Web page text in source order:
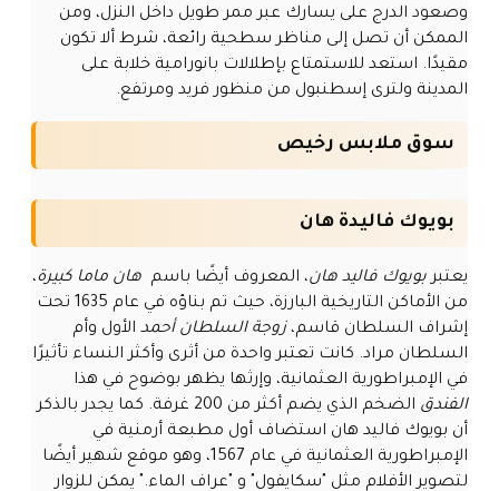
وصعود الدرج على يسارك عبر ممر طويل داخل النزل، ومن
الممكن أن تصل إلى مناظر سطحية رائعة، شرط ألا تكون
مقيدًا. استعد للاستمتاع بإطلالات بانورامية خلابة على
المدينة ولترى إسطنبول من منظور فريد ومرتفع.
سوق ملابس رخيص
بويوك فاليدة هان
يعتبربويوك فاليد هان، المعروف أيضًا باسم هان ماما كبيرة،
من الأماكن التاريخية البارزة، حيث تم بناؤه في عام 1635 تحت
إشراف السلطان قاسم،زوجة السلطان أحمد الأول وأم
السلطان مراد. كانت تعتبر واحدة من أثرى وأكثر النساء تأثيرًا
في الإمبراطورية العثمانية، وإرثها يظهر بوضوح في هذا
الفندق
الضخم الذي يضم أكثر من 200 غرفة. كما يجدر بالذكر
أن بويوك فاليد هان استضاف أول مطبعة أرمنية في
الإمبراطورية العثمانية في عام 1567، وهو موقع شهير أيضًا
لتصوير الأفلام مثل "سكايفول" و "عراف الماء." يمكن للزوار